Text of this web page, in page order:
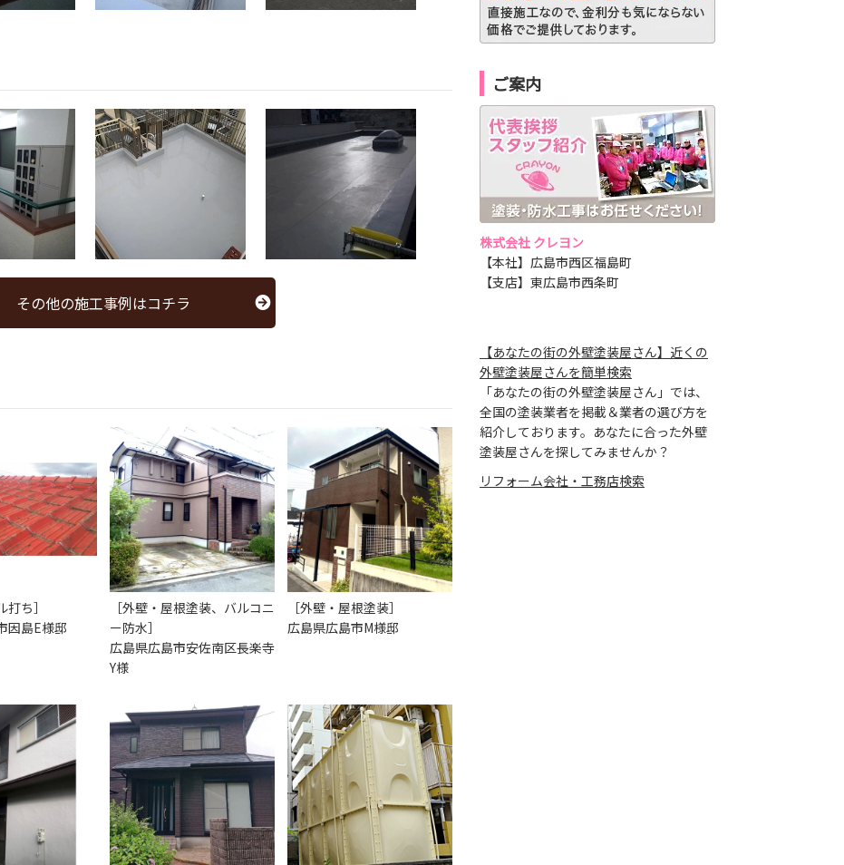
その他の施工事例はコチラ
打ち］
因島E様邸
［外壁・屋根塗装、バルコニ
ー防水］
広島県広島市安佐南区長楽寺
Y様
［外壁・屋根塗装］
広島県広島市M様邸
ご案内
株式会社 クレヨン
【本社】広島市西区福島町
【支店】東広島市西条町
【あなたの街の外壁塗装屋さん】近くの
外壁塗装屋さんを簡単検索
「あなたの街の外壁塗装屋さん」では、
全国の塗装業者を掲載＆業者の選び方を
紹介しております。あなたに合った外壁
塗装屋さんを探してみませんか？
リフォーム会社・工務店検索